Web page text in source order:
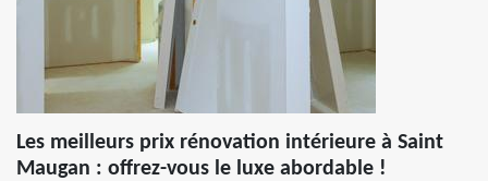
Les meilleurs prix rénovation intérieure à Saint
Maugan : offrez-vous le luxe abordable !